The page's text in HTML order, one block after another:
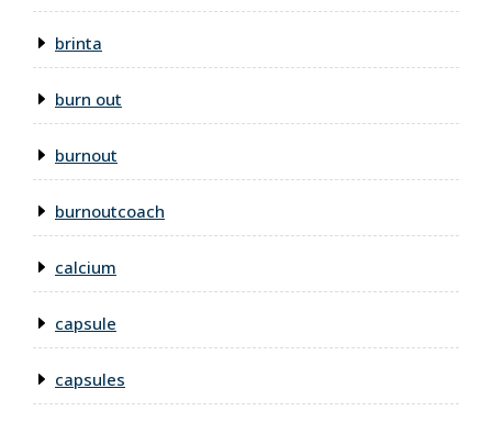
brinta
burn out
burnout
burnoutcoach
calcium
capsule
capsules